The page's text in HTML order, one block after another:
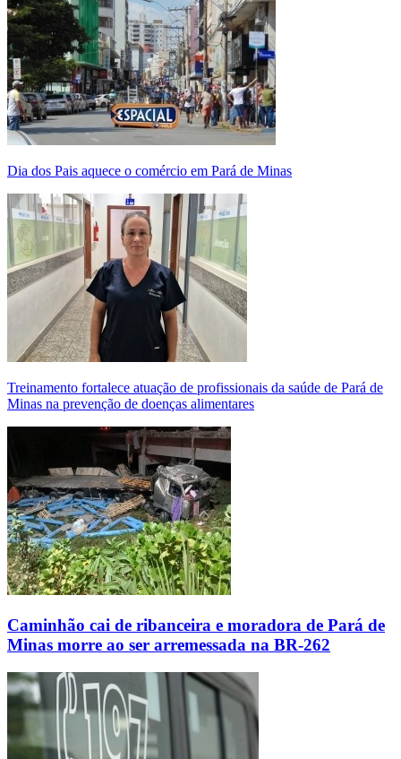
Dia dos Pais aquece o comércio em Pará de Minas
Treinamento fortalece atuação de profissionais da saúde de Pará de
Minas na prevenção de doenças alimentares
Caminhão cai de ribanceira e moradora de Pará de
Minas morre ao ser arremessada na BR-262